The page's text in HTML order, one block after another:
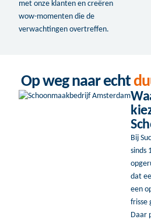
met onze klanten en creëren
wow-momenten die de
verwachtingen overtreffen.
Op weg naar echt
Bij
sinds
dat
een
frisse
Daar